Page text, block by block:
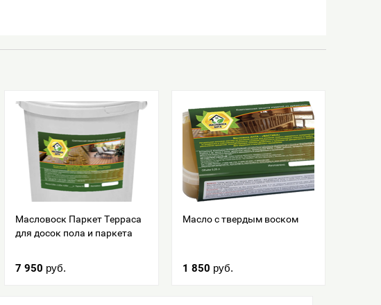
Масловоск Паркет Терраса
для досок пола и паркета
7 950 руб.
Масло с твердым воском
1 850 руб.